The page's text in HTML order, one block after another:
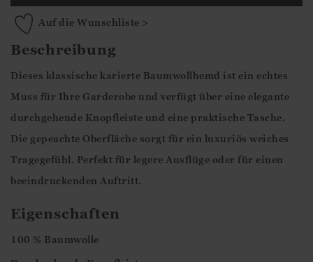
Auf die Wunschliste >
Beschreibung
Dieses klassische karierte Baumwollhemd ist ein echtes
Muss für Ihre Garderobe und verfügt über eine elegante
durchgehende Knopfleiste und eine praktische Tasche.
Die gepeachte Oberfläche sorgt für ein luxuriös weiches
Tragegefühl. Perfekt für legere Ausflüge oder für einen
beeindruckenden Auftritt.
Eigenschaften
100 % Baumwolle